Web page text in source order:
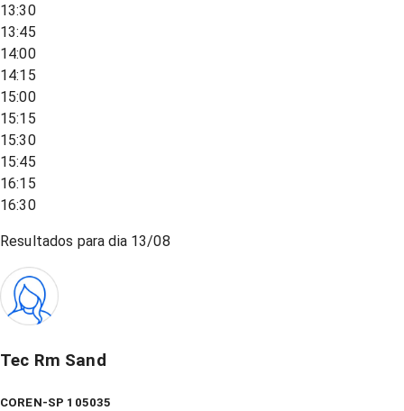
13:30
13:45
14:00
14:15
15:00
15:15
15:30
15:45
16:15
16:30
Resultados para dia 13/08
Tec Rm Sand
COREN-SP 105035